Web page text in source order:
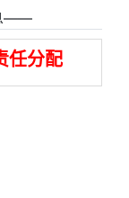
――
任分配